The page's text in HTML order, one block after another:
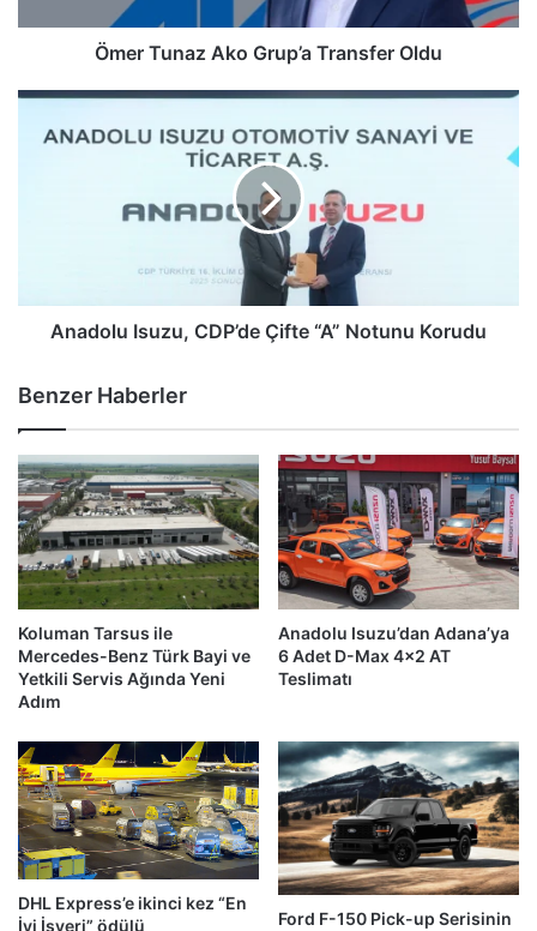
Ömer Tunaz Ako Grup’a Transfer Oldu
Anadolu
Isuzu,
Anadolu Isuzu, CDP’de Çifte “A” Notunu Korudu
Benzer Haberler
Koluman Tarsus ile
Mercedes-Benz Türk Bayi ve
Yetkili Servis Ağında Yeni
Adım
Anadolu Isuzu’dan Adana’ya
6 Adet D-Max 4×2 AT
Teslimatı
DHL Express’e ikinci kez “En
İyi İşyeri” ödülü
Ford F-150 Pick-up Serisinin